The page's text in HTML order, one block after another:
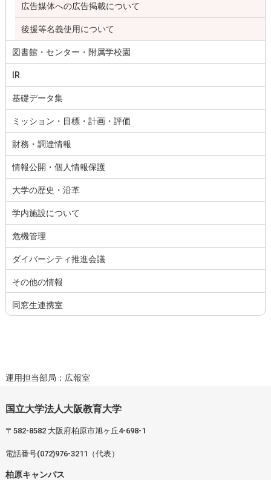
広告媒体への広告掲載について
後援等名義使用について
図書館・センター・附属学校園
IR
基礎データ集
ミッション・目標・計画・評価
財務・調達情報
情報公開・個人情報保護
大学の歴史・沿革
学内施設について
危機管理
ダイバーシティ推進会議
その他の情報
同窓生連携室
運用担当部局：広報室
国立大学法人大阪教育大学
〒582-8582 大阪府柏原市旭ヶ丘4-698-1
電話番号(072)976-3211（代表）
柏原キャンパス